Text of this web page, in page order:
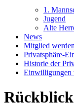
1.
Jugend
Alte
News
Mitglied werden
Privatsphäre-
Historie der
Einwilligungen